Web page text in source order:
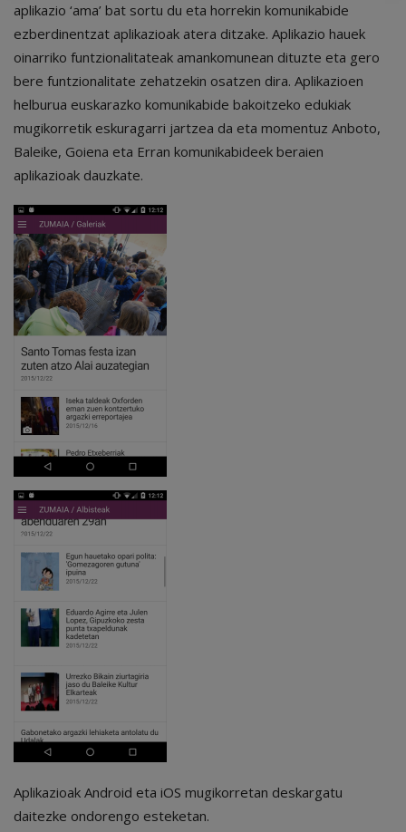
aplikazio ‘ama’ bat sortu du eta horrekin komunikabide
ezberdinentzat aplikazioak atera ditzake. Aplikazio hauek
oinarriko funtzionalitateak amankomunean dituzte eta gero
bere funtzionalitate zehatzekin osatzen dira. Aplikazioen
helburua euskarazko komunikabide bakoitzeko edukiak
mugikorretik eskuragarri jartzea da eta momentuz Anboto,
Baleike, Goiena eta Erran komunikabideek beraien
aplikazioak dauzkate.
Aplikazioak Android eta iOS mugikorretan deskargatu
daitezke ondorengo esteketan.